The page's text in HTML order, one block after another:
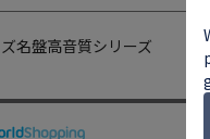
名盤高音質シリーズ